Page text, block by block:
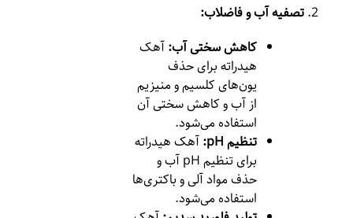
تصفیه آب و فاضلاب:
کاهش سختی آب:آهک
هیدراته برای حذف
یون‌های کلسیم و منیزیم
از آب و کاهش سختی آن
استفاده می‌شود.
تنظیم pH:
آهک هیدراته
برای تنظیم pH آب و
حذف مواد آلی و باکتری‌ها
استفاده می‌شود.